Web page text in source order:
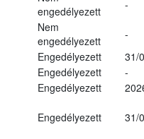
engedélyezett
-
Nem
engedélyezett
-
Engedélyezett
31/
Engedélyezett
-
Engedélyezett
Engedélyezett 31/